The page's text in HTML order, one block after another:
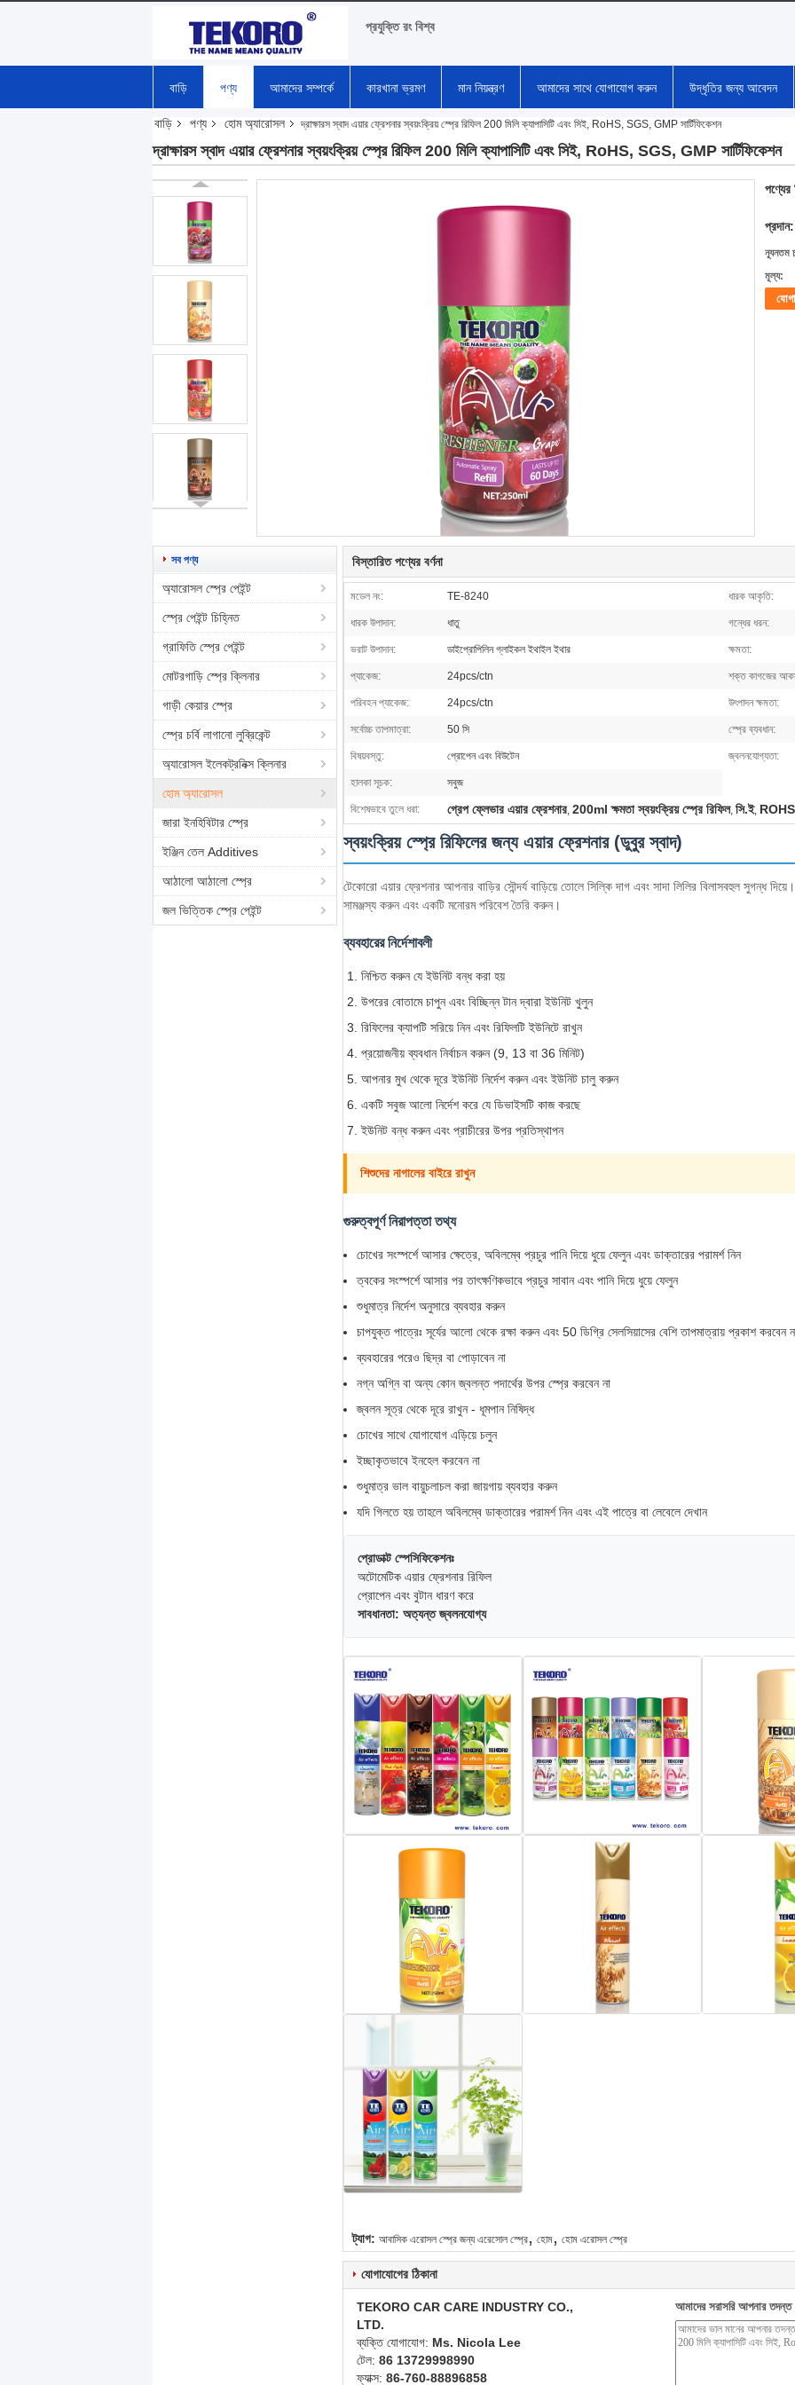
প্রযুক্তি রং বিশ্ব
বাড়ি পণ্য আমাদের সম্পর্কে কারখানা ভ্রমণ মান নিয়ন্ত্রণ আমাদের সাথে যোগাযোগ করুন উদ্ধৃতির জন্য আবেদন
বাড়ি পণ্য হোম অ্যারোসল দ্রাক্ষারস স্বাদ এয়ার ফ্রেশনার স্বয়ংক্রিয় স্প্রে রিফিল 200 মিলি ক্যাপাসিটি এবং সিই, RoHS, SGS, GMP সার্টিফিকেশন
দ্রাক্ষারস স্বাদ এয়ার ফ্রেশনার স্বয়ংক্রিয় স্প্রে রিফিল 200 মিলি ক্যাপাসিটি এবং সিই, RoHS, SGS, GMP সার্টিফিকেশন
পণ্যের
প্রদান:
ন্যূনতম
মূল্য:
সব পণ্য
অ্যারোসল স্প্রে পেইন্ট
স্প্রে পেইন্ট চিহ্নিত
গ্রাফিতি স্প্রে পেইন্ট
মোটরগাড়ি স্প্রে ক্লিনার
গাড়ী কেয়ার স্প্রে
স্প্রে চর্বি লাগানো লুব্রিকেন্ট
অ্যারোসল ইলেকট্রনিক্স ক্লিনার
হোম অ্যারোসল
জারা ইনহিবিটার স্প্রে
ইঞ্জিন তেল Additives
আঠালো আঠালো স্প্রে
জল ভিত্তিক স্প্রে পেইন্ট
বিস্তারিত পণ্যের বর্ণনা
মডেল নং: TE-8240 ধারক আকৃতি:
ধারক উপাদান: ধাতু গন্ধের ধরন:
ভরাট উপাদান: ডাইপ্রোপিলিন গ্লাইকল ইথাইল ইথার ক্ষমতা:
প্যাকেজ: 24pcs/ctn শক্ত কাগজের
পরিবহন প্যাকেজ: 24pcs/ctn উৎপাদন ক্ষমতা:
সর্বোচ্চ তাপমাত্রা: 50 সি স্প্রে ব্যবধান:
বিষয়বস্তু: প্রোপেন এবং বিউটেন জ্বলনযোগ্যতা:
হালকা সূচক: সবুজ
বিশেষভাবে তুলে ধরা: গ্রেপ ফ্লেভার এয়ার ফ্রেশনার, 200ml ক্ষমতা স্বয়ংক্রিয় স্প্রে রিফিল, সি.ই, ROHS
স্বয়ংক্রিয় স্প্রে রিফিলের জন্য এয়ার ফ্রেশনার (ডুবুর স্বাদ)
টেকোরো এয়ার ফ্রেশনার আপনার বাড়ির সৌন্দর্য বাড়িয়ে তোলে সিল্কি দাগ এবং সাদা লিলির বিলাসবহুল সুগন্ধ
সামঞ্জস্য করুন এবং একটি মনোরম পরিবেশ তৈরি করুন।
ব্যবহারের নির্দেশাবলী
নিশ্চিত করুন যে ইউনিট বন্ধ করা হয়
উপরের বোতামে চাপুন এবং বিচ্ছিন্ন টান দ্বারা ইউনিট খুলুন
রিফিলের ক্যাপটি সরিয়ে নিন এবং রিফিলটি ইউনিটে রাখুন
প্রয়োজনীয় ব্যবধান নির্বাচন করুন (9, 13 বা 36 মিনিট)
আপনার মুখ থেকে দূরে ইউনিট নির্দেশ করুন এবং ইউনিট চালু করুন
একটি সবুজ আলো নির্দেশ করে যে ডিভাইসটি কাজ করছে
ইউনিট বন্ধ করুন এবং প্রাচীরের উপর প্রতিস্থাপন
শিশুদের নাগালের বাইরে রাখুন
গুরুত্বপূর্ণ নিরাপত্তা তথ্য
চোখের সংস্পর্শে আসার ক্ষেত্রে, অবিলম্বে প্রচুর পানি দিয়ে ধুয়ে ফেলুন এবং ডাক্তারের পরামর্শ নিন
ত্বকের সংস্পর্শে আসার পর তাৎক্ষণিকভাবে প্রচুর সাবান এবং পানি দিয়ে ধুয়ে ফেলুন
শুধুমাত্র নির্দেশ অনুসারে ব্যবহার করুন
চাপযুক্ত পাত্রেঃ সূর্যের আলো থেকে রক্ষা করুন এবং 50 ডিগ্রি সেলসিয়াসের বেশি তাপমাত্রায় প্রকাশ করবেন
ব্যবহারের পরেও ছিদ্র বা পোড়াবেন না
নগ্ন অগ্নি বা অন্য কোন জ্বলন্ত পদার্থের উপর স্প্রে করবেন না
জ্বলন সূত্র থেকে দূরে রাখুন - ধূমপান নিষিদ্ধ
চোখের সাথে যোগাযোগ এড়িয়ে চলুন
ইচ্ছাকৃতভাবে ইনহেল করবেন না
শুধুমাত্র ভাল বায়ুচলাচল করা জায়গায় ব্যবহার করুন
যদি গিলতে হয় তাহলে অবিলম্বে ডাক্তারের পরামর্শ নিন এবং এই পাত্রে বা লেবেলে দেখান
প্রোডাক্ট স্পেসিফিকেশনঃ
অটোমেটিক এয়ার ফ্রেশনার রিফিল
প্রোপেন এবং বুটান ধারণ করে
সাবধানতা: অত্যন্ত জ্বলনযোগ্য
ট্যাগ: আবাসিক এরোসল স্প্রে জন্য এরেসোল স্প্রে, হোম, হোম এরোসল স্প্রে
যোগাযোগের ঠিকানা
TEKORO CAR CARE INDUSTRY CO.,
LTD.
ব্যক্তি যোগাযোগ: Ms. Nicola Lee
টেল: 86 13729998990
ফ্যাক্স: 86-760-88896858
আমাদের সরাসরি আপনার তদন্ত